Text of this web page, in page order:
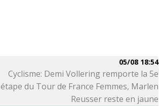
05/08 18:54
Cyclisme: Demi Vollering remporte la 5e
étape du Tour de France Femmes, Marlen
Reusser reste en jaune